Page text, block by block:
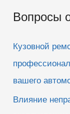
с
Вопросы
Кузовной
вашего
Влияние